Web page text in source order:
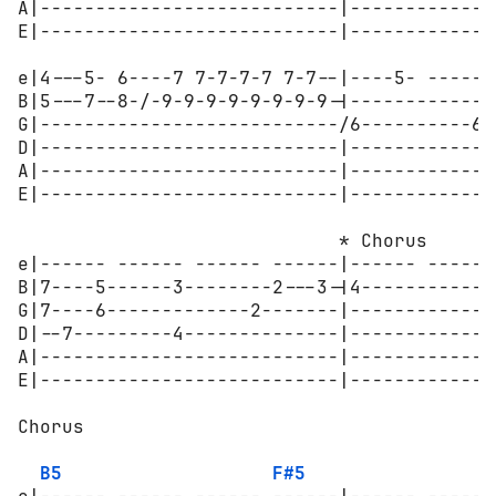
A|---------------------------
E|---------------------------
e|4---5- 6----7 7-7-7-7 7-7--|----5-
B|5---7--8-/-9-9-9-9-9-9-9-9-|------------
G|---------------------------/6----------6-
D|---------------------------
A|---------------------------
E|---------------------------
                             * Chorus
e|------ ------ ------ ------|------
B|7----5------3--------2---3-
G|7----6-------------2-------
D|--7---------4--------------
A|---------------------------
E|---------------------------
Chorus
B5
F#5